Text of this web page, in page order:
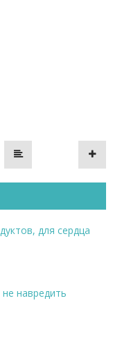
для сердца
навредить